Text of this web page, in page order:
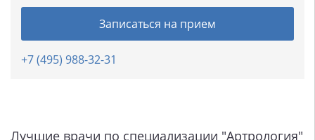
Записаться на прием
+7 (495) 988-32-31
Лучшие врачи по специализации "Артрология"